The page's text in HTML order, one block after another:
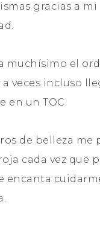
gracias a
muchísimo el
a veces incluso
en un TOC.
de belleza me
cada vez que
encanta